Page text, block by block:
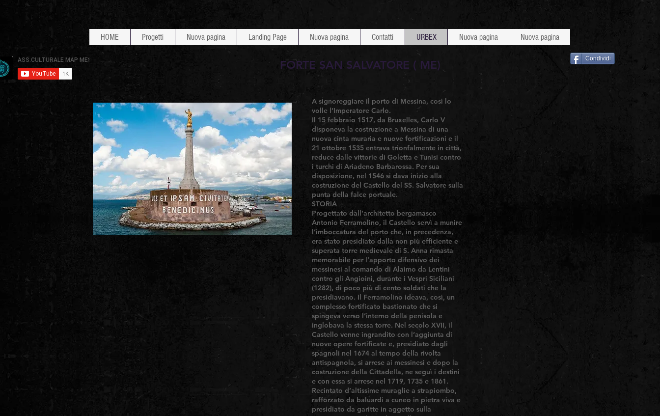
HOME Progetti Nuova pagina Landing Page Nuova pagina Contatti URBEX Nuova pagina Nuova pagina
FORTE SAN SALVATORE ( ME)
A signoreggiare il porto di Messina, così lo
volle l’Imperatore Carlo.
Il 15 febbraio 1517, da Bruxelles, Carlo V
disponeva la costruzione a Messina di una
nuova cinta muraria e nuove fortificazioni e il
21 ottobre 1535 entrava trionfalmente in città,
reduce dalle vittorie di Goletta e Tunisi contro
i turchi di Ariadeno Barbarossa. Per sua
disposizione, nel 1546 si dava inizio alla
costruzione del Castello del SS. Salvatore sulla
punta della falce portuale.
STORIA
Progettato dall’architetto bergamasco
Antonio Ferramolino, il Castello servì a munire
l’imboccatura del porto che, in precedenza,
era stato presidiato dalla non più efficiente e
superata torre medievale di S. Anna rimasta
memorabile per l’apporto difensivo dei
messinesi al comando di Alaimo da Lentini
contro gli Angioini, durante i Vespri Siciliani
(1282), di poco più di cento soldati che la
presidiavano. Il Ferramolino ideava, così, un
complesso fortificato bastionato che si
spingeva verso l’interno della penisola e
inglobava la stessa torre. Nel secolo XVII, il
Castello venne ingrandito con l’aggiunta di
nuove opere fortificate e, presidiato dagli
spagnoli nel 1674 al tempo della rivolta
antispagnola, si arrese ai messinesi e dopo la
costruzione della Cittadella, ne seguì i destini
e con essa si arrese nel 1719, 1735 e 1861.
Recintato d’altissime muraglie a strapiombo,
rafforzato da baluardi a cuneo in pietra viva e
presidiato da garitte in aggetto sulla
Condividi